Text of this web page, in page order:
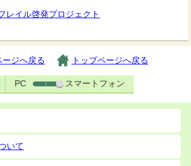
レイル啓発プロジェクト
ージへ戻る トップページへ戻る
PC スマートフォン
いて